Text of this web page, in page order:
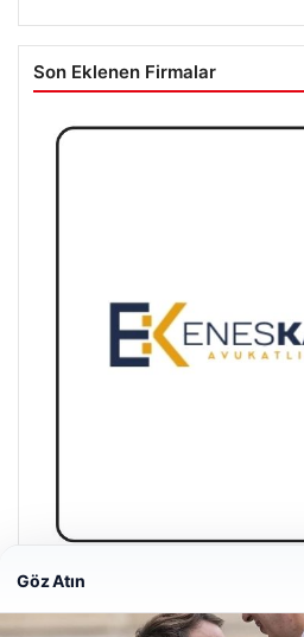
Son Eklenen Firmalar
Enes Kaplan Avukatlık Bürosu
Göz Atın